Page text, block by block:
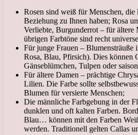
Rosen sind weiß für Menschen, die
Beziehung zu Ihnen haben; Rosa
Verliebte, Burgunderrot – für ältere
übrigen Farbtöne sind recht
Für junge Frauen – Blumensträuße
Rosa, Blau, Pfirsich). Dies können
Gänseblümchen, Tulpen oder
Für ältere Damen – prächtige
Lilien. Die Farbe sollte
Blumen für versierte Menschen;
Die männliche Farbgebung in der
dunklen und oft kalten Farben.
Blau… können mit den Farben
werden. Traditionell gelten Callas